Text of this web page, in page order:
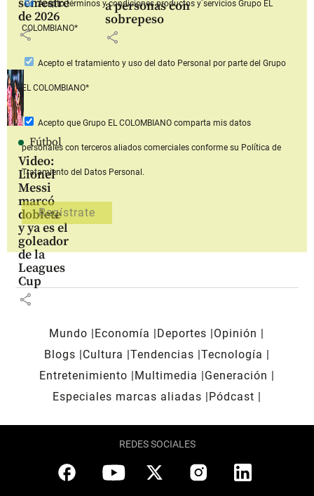
de 2026
share
a personas con
sobrepeso
share
Fútbol
Video:
Lionel
Messi
marcó
doblete
y ya es el
goleador
de la
Leagues
Cup
share
Aceptotérminos y condiciones productos y serviciosGrupo EL
COLOMBIANO*
Acepto el tratamiento y uso del dato Personal por parte del Grupo
EL COLOMBIANO*
Acepto que Grupo EL COLOMBIANOcomparta mis datos
personales con terceros aliados comerciales conforme su Política de
Tratamiento del Datos Personal.
Mundo Economía Deportes
Opinión
Blogs
Cultura Tendencias Tecnología
Entretenimiento
Multimedia
Generación
Especiales marcas aliadas
Pódcast
REDES SOCIALES